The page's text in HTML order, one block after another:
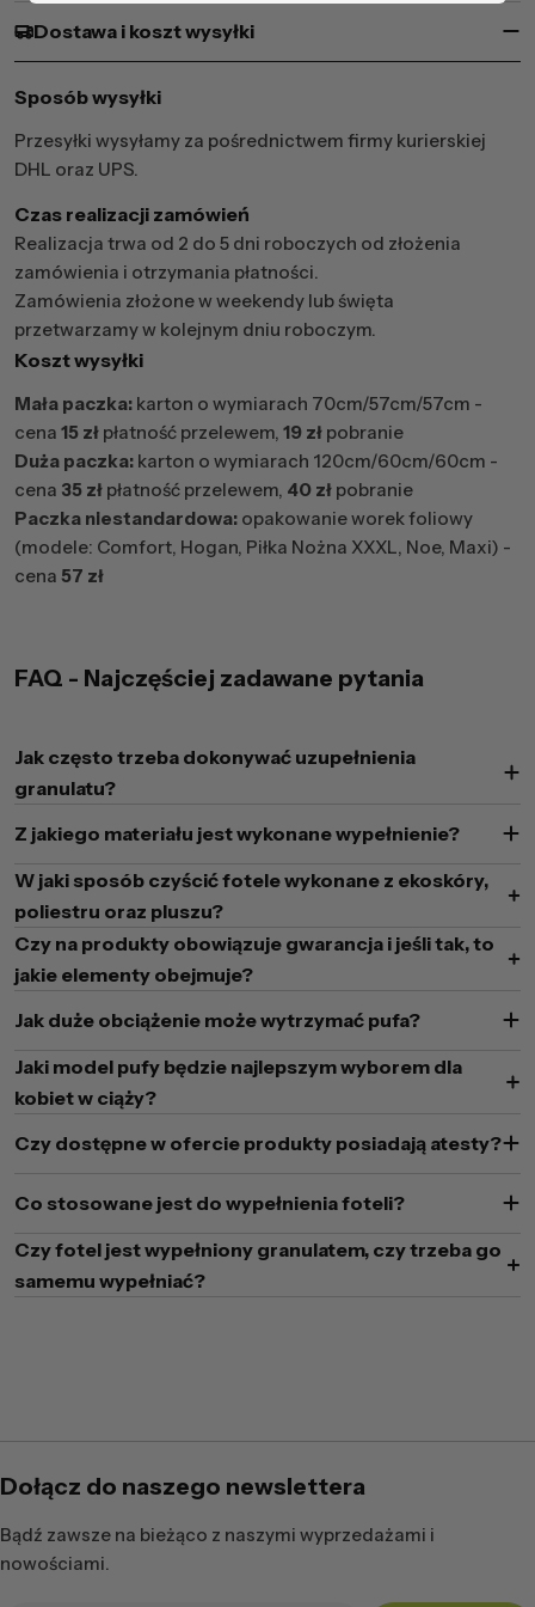
Dostawa i koszt wysyłki
Sposób wysyłki
Przesyłki wysyłamy za pośrednictwem firmy kurierskiej
DHL oraz UPS.
Czas realizacji zamówień
Realizacja trwa od 2 do 5 dni roboczych od złożenia
zamówienia i otrzymania płatności.
Zamówienia złożone w weekendy lub święta
przetwarzamy w kolejnym dniu roboczym.
Koszt wysyłki
Mała paczka: karton o wymiarach 70cm/57cm/57cm -
cena 15 zł płatność przelewem, 19 zł pobranie
Duża paczka: karton o wymiarach 120cm/60cm/60cm -
cena 35 zł płatność przelewem, 40 zł pobranie
Paczka niestandardowa: opakowanie worek foliowy
(modele: Comfort, Hogan, Piłka Nożna XXXL, Noe, Maxi) -
cena 57 zł
FAQ - Najczęściej zadawane pytania
Jak często trzeba dokonywać uzupełnienia
granulatu?
Z jakiego materiału jest wykonane wypełnienie?
W jaki sposób czyścić fotele wykonane z ekoskóry,
poliestru oraz pluszu?
Czy na produkty obowiązuje gwarancja i jeśli tak, to
jakie elementy obejmuje?
Jak duże obciążenie może wytrzymać pufa?
Jaki model pufy będzie najlepszym wyborem dla
kobiet w ciąży?
Czy dostępne w ofercie produkty posiadają atesty?
Co stosowane jest do wypełnienia foteli?
Czy fotel jest wypełniony granulatem, czy trzeba go
samemu wypełniać?
Dołącz do naszego newslettera
Bądź zawsze na bieżąco z naszymi wyprzedażami i
nowościami.